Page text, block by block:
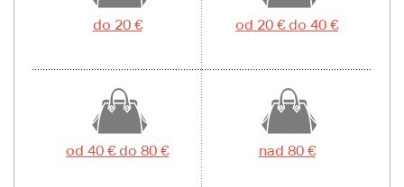
do 20 € od 20 € do 40 €
od 40 € do 80 € nad 80 €